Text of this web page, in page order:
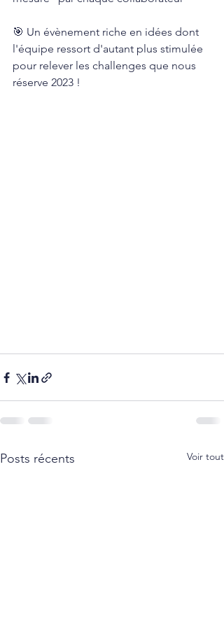
🎯 Un évènement riche en idées dont
l'équipe ressort d'autant plus stimulée
pour relever les challenges que nous
réserve 2023 !
Posts récents Voir tout